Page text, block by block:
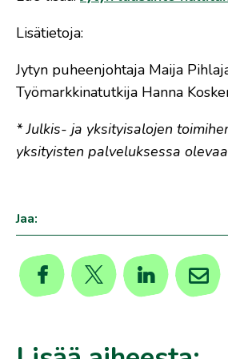
Lisätietoja:
Jytyn puheenjohtaja Maija
Työmarkkinatutkija Hanna
* Julkis- ja yksityisalojen
yksityisten palveluksessa
Jaa: